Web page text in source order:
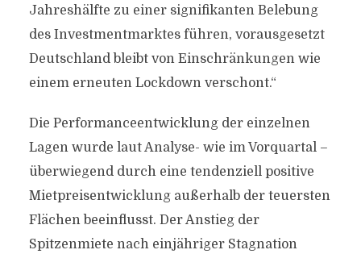
Jahreshälfte zu einer signifikanten Belebung
des Investmentmarktes führen, vorausgesetzt
Deutschland bleibt von Einschränkungen wie
einem erneuten Lockdown verschont.“
Die Performanceentwicklung der einzelnen
Lagen wurde laut Analyse- wie im Vorquartal –
überwiegend durch eine tendenziell positive
Mietpreisentwicklung außerhalb der teuersten
Flächen beeinflusst. Der Anstieg der
Spitzenmiete nach einjähriger Stagnation